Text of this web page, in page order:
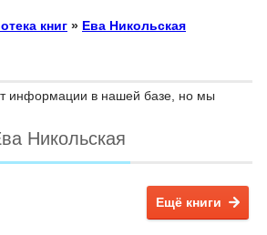
книг » Ева Никольская
информации в нашей базе, но мы
Никольская
Ещё книги